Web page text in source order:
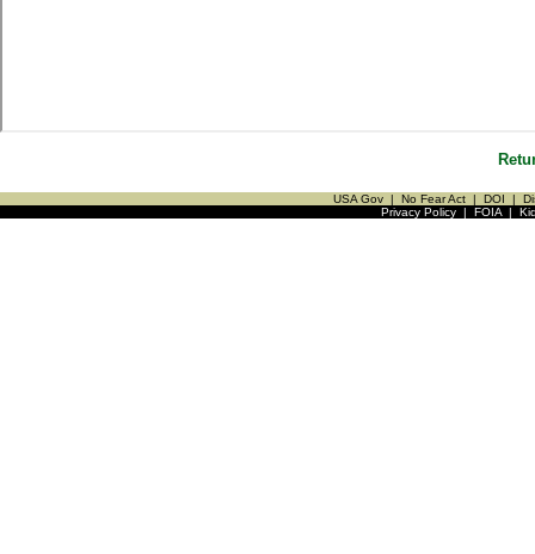
USA Gov | No Fear Act | DOI |
Privacy Policy| FOIA|